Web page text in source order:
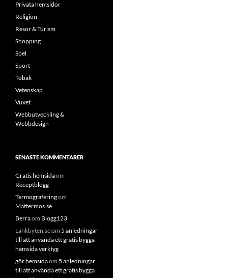
Privata hemsidor
Religion
Resor & Turism
Shopping
Spel
Sport
Tobak
Vetenskap
Vuxet
Webbutveckling &
Webbdesign
SENASTE KOMMENTARER
Gratis hemsidaom
Receptblogg
Termograferingom
Mattermos.se
Berraom Blogg123
Länkbyten.seom 5 anledningar
till att använda ett gratis bygga
hemsida verktyg
gör hemsidaom 5 anledningar
till att använda ett gratis bygga